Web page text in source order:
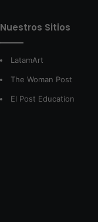
Nuestros Sitios
LatamArt
The Woman Post
El Post Education